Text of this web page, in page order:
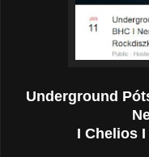
Underground
I Chelios